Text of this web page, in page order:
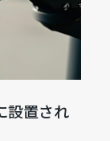
設置され